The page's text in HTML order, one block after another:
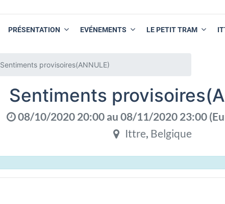
PRÉSENTATION EVÉNEMENTS LE PETIT TRAM
Sentiments provisoires(ANNULE)
Sentiments
08/10/2020 20:00 au 08/11/2020 23:00 (
Ittre, Belgique